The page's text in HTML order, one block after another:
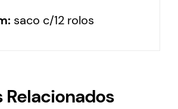
saco c/12 rolos
Relacionados